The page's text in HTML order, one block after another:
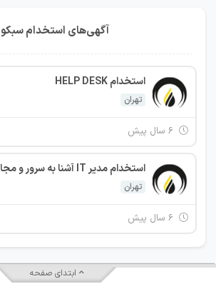
آگهی‌های استخدام سبکو
استخدام HELP DESK
تهران
استخدام مدیر IT آشنا به سرور و مجازی سازی
تهران
ابتدای صفحه